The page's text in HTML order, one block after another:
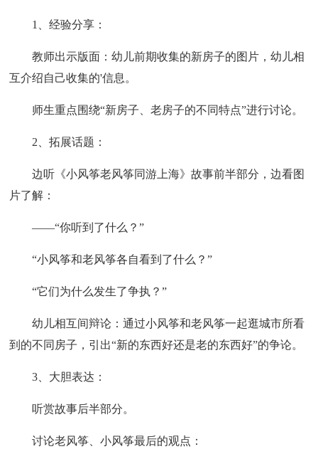
1、经验分享：
教师出示版面：幼儿前期收集的新房子的图片，幼儿相
互介绍自己收集的'信息。
师生重点围绕“新房子、老房子的不同特点”进行讨论。
2、拓展话题：
边听《小风筝老风筝同游上海》故事前半部分，边看图
片了解：
——“你听到了什么？”
“小风筝和老风筝各自看到了什么？”
“它们为什么发生了争执？”
幼儿相互间辩论：通过小风筝和老风筝一起逛城市所看
到的不同房子，引出“新的东西好还是老的东西好”的争论。
3、大胆表达：
听赏故事后半部分。
讨论老风筝、小风筝最后的观点：